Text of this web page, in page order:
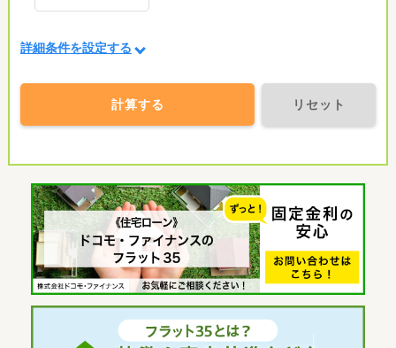
詳細条件を設定する
計算する リセット